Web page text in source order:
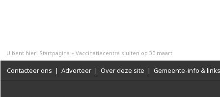
U bent hier: Startpagina » Vaccinatiecentra sluiten op 30 maart
Contacteer ons | Adverteer | Over deze site | Gemeente-info & links